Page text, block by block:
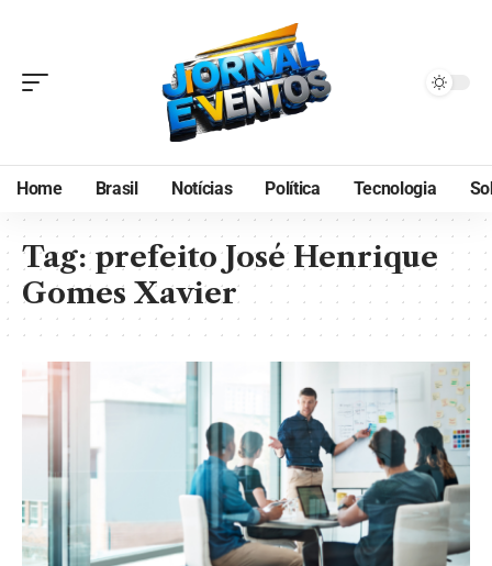
Home Brasil Notícias Política Tecnologia
Tag:prefeito José Henrique
Gomes Xavier